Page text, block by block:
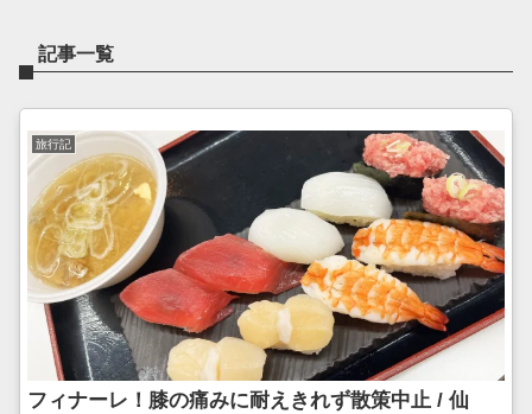
記事一覧
旅行記
フィナーレ！膝の痛みに耐えきれず散策中止 / 仙